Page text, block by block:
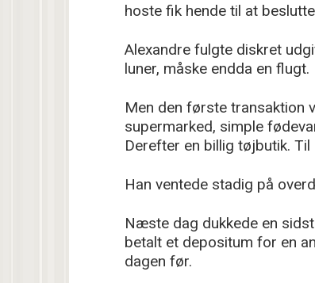
hoste fik hende til at
Alexandre fulgte diskret
luner, måske endda en flugt.
Men den første transaktion
supermarked, simple
Derefter en billig tøjbutik.
Han ventede stadig på
Næste dag dukkede en
betalt et depositum for en
dagen før.